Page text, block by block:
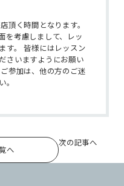
頂く時間となります。
を考慮しまして、レッ
す。 皆様にはレッスン
さいますようにお願い
参加は、他の方のご迷
へ
次の記事へ